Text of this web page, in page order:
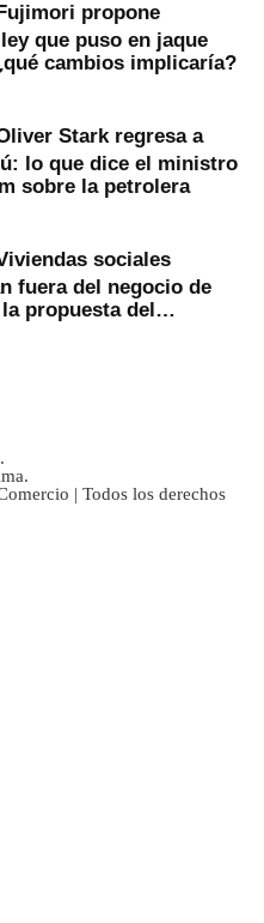
propone
que puso en jaque
cambios implicaría?
Stark regresa a
lo que dice el ministro
sobre la petrolera
sociales
fuera del negocio de
propuesta del
| Todos los derechos